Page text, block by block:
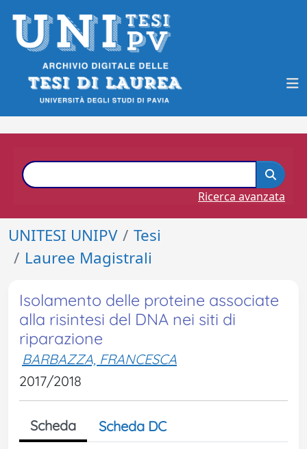
Ricerca avanzata
UNITESI UNIPV
Tesi
Lauree Magistrali
Isolamento delle proteine associate
alla risintesi del DNA nei siti di
riparazione
BARBAZZA, FRANCESCA
2017/2018
Scheda Scheda DC